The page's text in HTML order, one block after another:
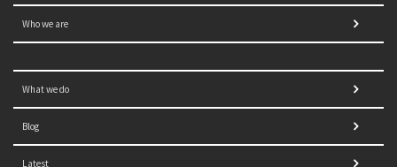
Who we are
What we do
Blog
Latest